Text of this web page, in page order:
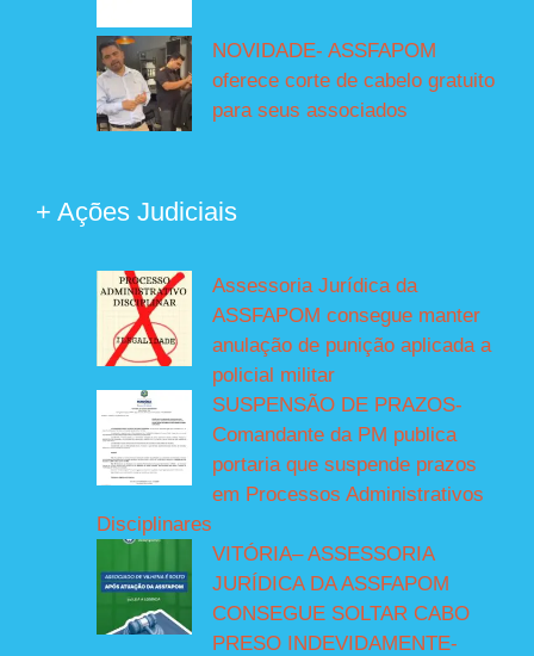
NOVIDADE- ASSFAPOM
oferece corte de cabelo gratuito
para seus associados
+ Ações Judiciais
Assessoria Jurídica da
ASSFAPOM consegue manter
anulação de punição aplicada a
policial militar
SUSPENSÃO DE PRAZOS-
Comandante da PM publica
portaria que suspende prazos
em Processos Administrativos
Disciplinares
VITÓRIA– ASSESSORIA
JURÍDICA DA ASSFAPOM
CONSEGUE SOLTAR CABO
PRESO INDEVIDAMENTE-